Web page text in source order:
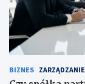
BIZNES